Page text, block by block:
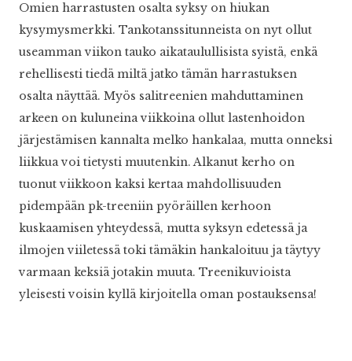
Omien harrastusten osalta syksy on hiukan
kysymysmerkki. Tankotanssitunneista on nyt ollut
useamman viikon tauko aikataulullisista syistä, enkä
rehellisesti tiedä miltä jatko tämän harrastuksen
osalta näyttää. Myös salitreenien mahduttaminen
arkeen on kuluneina viikkoina ollut lastenhoidon
järjestämisen kannalta melko hankalaa, mutta onneksi
liikkua voi tietysti muutenkin. Alkanut kerho on
tuonut viikkoon kaksi kertaa mahdollisuuden
pidempään pk-treeniin pyöräillen kerhoon
kuskaamisen yhteydessä, mutta syksyn edetessä ja
ilmojen viiletessä toki tämäkin hankaloituu ja täytyy
varmaan keksiä jotakin muuta. Treenikuvioista
yleisesti voisin kyllä kirjoitella oman postauksensa!